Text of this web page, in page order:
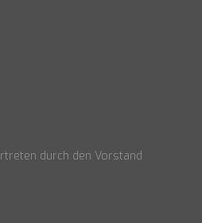
durch den Vorstand